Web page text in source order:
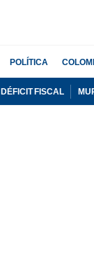
POLÍTICA
DÉFICIT FISCAL